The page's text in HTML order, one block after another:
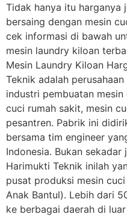
Tidak hanya itu
bersaing dengan mesin
cek informasi di bawah
mesin laundry kiloan
Mesin Laundry Kiloan
Teknik adalah
industri pembuatan
cuci rumah sakit, mesin
pesantren. Pabrik ini
bersama tim engineer
Indonesia. Bukan
Harimukti Teknik inilah
pusat produksi mesin
Anak Bantul). Lebih dari
ke berbagai daerah di